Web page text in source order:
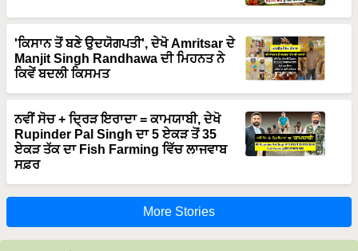
'ਕਿਸਾਨ ਤੋਂ ਬਣੇ ਉਦਯੋਗਪਤੀ', ਦੇਖੋ Amritsar ਦੇ
Manjit Singh Randhawa ਦੀ ਮਿਹਨਤ ਨੇ
ਕਿਵੇਂ ਬਦਲੀ ਕਿਸਮਤ
ਨਵੀਂ ਸੋਚ + ਦ੍ਰਿੜ ਇਰਾਦਾ = ਕਾਮਯਾਬੀ, ਦੇਖੋ
Rupinder Pal Singh ਦਾ 5 ਏਕੜ ਤੋਂ 35
ਏਕੜ ਤੱਕ ਦਾ Fish Farming ਵਿੱਚ ਲਾਜਵਾਬ
ਸਫ਼ਰ
More Stories